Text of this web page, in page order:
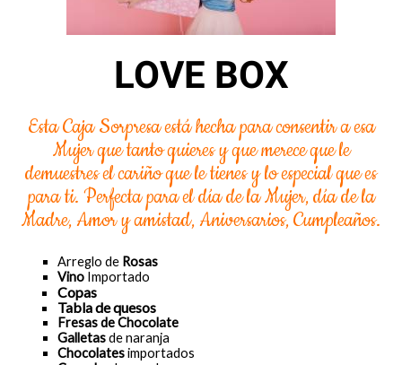
LOVE BOX
Esta Caja Sorpresa está hecha para consentir a esa
Mujer que tanto quieres y que merece que le
demuestres el cariño que le tienes y lo especial que es
para ti. Perfecta para el día de la Mujer, día de la
Madre, Amor y amistad, Aniversarios, Cumpleaños.
Arreglo de Rosas
VinoImportado
Copas
Tabla de quesos
Fresas de Chocolate
Galletasde naranja
Chocolatesimportados